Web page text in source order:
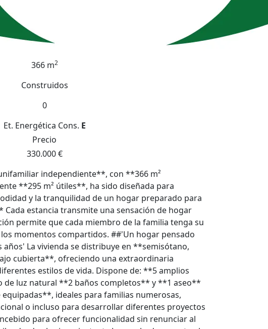
366 m2
Construidos
0
Et. Energética Cons. E
Precio
330.000 €
independiente**, con **366 m²
**295 m² útiles**, ha sido diseñada para
y la tranquilidad de un hogar preparado para
estancia transmite una sensación de hogar
permite que cada miembro de la familia tenga su
momentos compartidos. ##'Un hogar pensado
La vivienda se distribuye en **semisótano,
cubierta**, ofreciendo una extraordinaria
estilos de vida. Dispone de: **5 amplios
luz natural **2 baños completos** y **1 aseo**
ideales para familias numerosas,
o incluso para desarrollar diferentes proyectos
para ofrecer funcionalidad sin renunciar al